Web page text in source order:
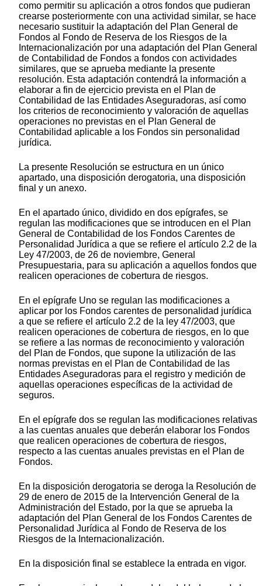
como permitir su aplicación a otros fondos que pudieran
crearse posteriormente con una actividad similar, se hace
necesario sustituir la adaptación del Plan General de
Fondos al Fondo de Reserva de los Riesgos de la
Internacionalización por una adaptación del Plan General
de Contabilidad de Fondos a fondos con actividades
similares, que se aprueba mediante la presente
resolución. Esta adaptación contendrá la información a
elaborar a fin de ejercicio prevista en el Plan de
Contabilidad de las Entidades Aseguradoras, así como
los criterios de reconocimiento y valoración de aquellas
operaciones no previstas en el Plan General de
Contabilidad aplicable a los Fondos sin personalidad
jurídica.
La presente Resolución se estructura en un único
apartado, una disposición derogatoria, una disposición
final y un anexo.
En el apartado único, dividido en dos epígrafes, se
regulan las modificaciones que se introducen en el Plan
General de Contabilidad de los Fondos Carentes de
Personalidad Jurídica a que se refiere el artículo 2.2 de la
Ley 47/2003, de 26 de noviembre, General
Presupuestaria, para su aplicación a aquellos fondos que
realicen operaciones de cobertura de riesgos.
En el epígrafe Uno se regulan las modificaciones a
aplicar por los Fondos carentes de personalidad jurídica
a que se refiere el artículo 2.2 de la ley 47/2003, que
realicen operaciones de cobertura de riesgos, en lo que
se refiere a las normas de reconocimiento y valoración
del Plan de Fondos, que supone la utilización de las
normas previstas en el Plan de Contabilidad de las
Entidades Aseguradoras para el registro y medición de
aquellas operaciones específicas de la actividad de
seguros.
En el epígrafe dos se regulan las modificaciones relativas
a las cuentas anuales que deberán elaborar los Fondos
que realicen operaciones de cobertura de riesgos,
respecto a las cuentas anuales previstas en el Plan de
Fondos.
En la disposición derogatoria se deroga la Resolución de
29 de enero de 2015 de la Intervención General de la
Administración del Estado, por la que se aprueba la
adaptación del Plan General de los Fondos Carentes de
Personalidad Jurídica al Fondo de Reserva de los
Riesgos de la Internacionalización.
En la disposición final se establece la entrada en vigor.